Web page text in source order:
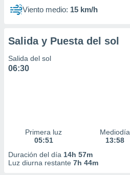
Viento medio: 15 km/h
Salida y Puesta del sol
Salida del sol
06:30
Primera luz
05:51
Mediodía
13:58
Duración del día 14h 57m
Luz diurna restante 7h 44m